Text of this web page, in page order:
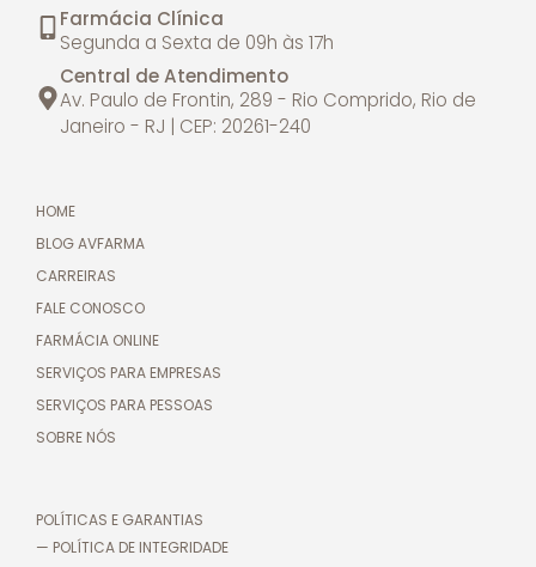
Farmácia Clínica
Segunda a Sexta de 09h às 17h
Central de Atendimento
Av. Paulo de Frontin, 289 - Rio Comprido, Rio de
Janeiro - RJ | CEP: 20261-240
HOME
BLOG AVFARMA
CARREIRAS
FALE CONOSCO
FARMÁCIA ONLINE
SERVIÇOS PARA EMPRESAS
SERVIÇOS PARA PESSOAS
SOBRE NÓS
POLÍTICAS E GARANTIAS
— POLÍTICA DE INTEGRIDADE